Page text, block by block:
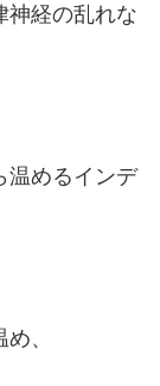
神経の乱れな
温めるインデ
、